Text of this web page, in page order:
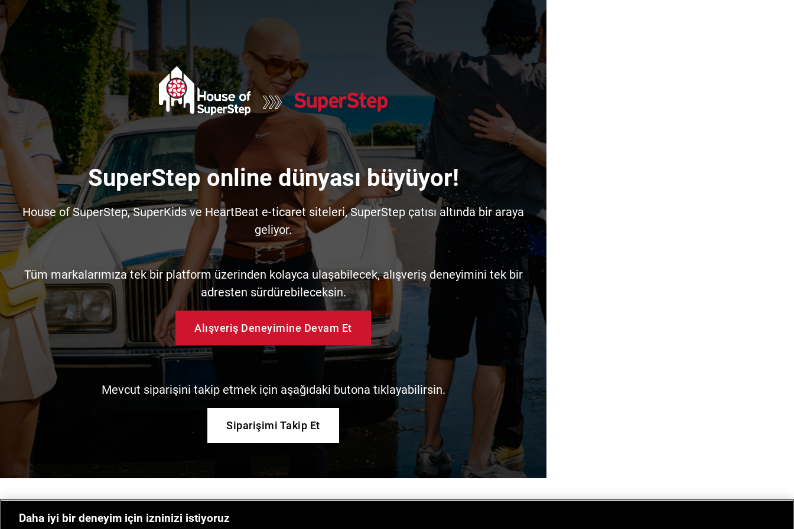
SuperStep online dünyası büyüyor!
House of SuperStep, SuperKids ve HeartBeat e-ticaret siteleri, SuperStep çatısı altında bir araya
geliyor.
Tüm markalarımıza tek bir platform üzerinden kolayca ulaşabilecek, alışveriş deneyimini tek bir
adresten sürdürebileceksin.
Alışveriş Deneyimine Devam Et
Mevcut siparişini takip etmek için aşağıdaki butona tıklayabilirsin.
Siparişimi Takip Et
Daha iyi bir deneyim için izninizi istiyoruz